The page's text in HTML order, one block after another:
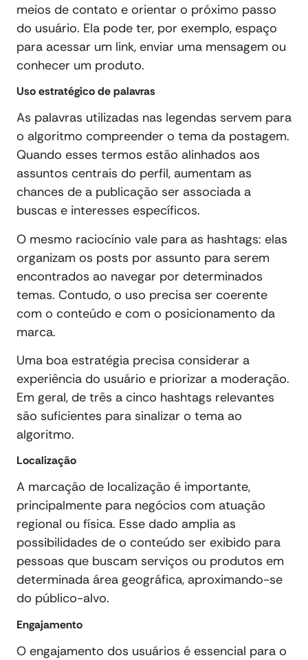
meios de contato e orientar o próximo passo
do usuário. Ela pode ter, por exemplo, espaço
para acessar um link, enviar uma mensagem ou
conhecer um produto.
Uso estratégico de palavras
As palavras utilizadas nas legendas servem para
o algoritmo compreender o tema da postagem.
Quando esses termos estão alinhados aos
assuntos centrais do perfil, aumentam as
chances de a publicação ser associada a
buscas e interesses específicos.
O mesmo raciocínio vale para as hashtags: elas
organizam os posts por assunto para serem
encontrados ao navegar por determinados
temas. Contudo, o uso precisa ser coerente
com o conteúdo e com o posicionamento da
marca.
Uma boa estratégia precisa considerar a
experiência do usuário e priorizar a moderação.
Em geral, de três a cinco hashtags relevantes
são suficientes para sinalizar o tema ao
algoritmo.
Localização
A marcação de localização é importante,
principalmente para negócios com atuação
regional ou física. Esse dado amplia as
possibilidades de o conteúdo ser exibido para
pessoas que buscam serviços ou produtos em
determinada área geográfica, aproximando-se
do público-alvo.
Engajamento
O engajamento dos usuários é essencial para o